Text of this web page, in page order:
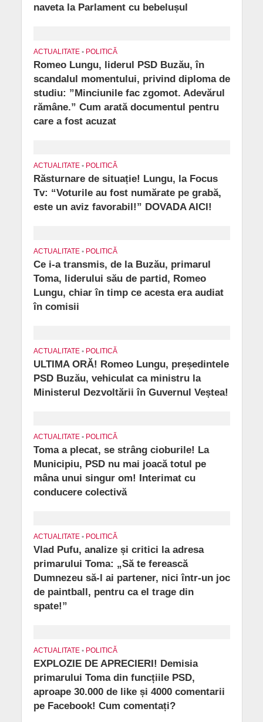
naveta la Parlament cu bebelușul
ACTUALITATE • POLITICĂ
Romeo Lungu, liderul PSD Buzău, în
scandalul momentului, privind diploma de
studiu: ”Minciunile fac zgomot. Adevărul
rămâne.” Cum arată documentul pentru
care a fost acuzat
ACTUALITATE • POLITICĂ
Răsturnare de situație! Lungu, la Focus
Tv: “Voturile au fost numărate pe grabă,
este un aviz favorabil!” DOVADA AICI!
ACTUALITATE • POLITICĂ
Ce i-a transmis, de la Buzău, primarul
Toma, liderului său de partid, Romeo
Lungu, chiar în timp ce acesta era audiat
în comisii
ACTUALITATE • POLITICĂ
ULTIMA ORĂ! Romeo Lungu, președintele
PSD Buzău, vehiculat ca ministru la
Ministerul Dezvoltării în Guvernul Veștea!
ACTUALITATE • POLITICĂ
Toma a plecat, se strâng cioburile! La
Municipiu, PSD nu mai joacă totul pe
mâna unui singur om! Interimat cu
conducere colectivă
ACTUALITATE • POLITICĂ
Vlad Pufu, analize și critici la adresa
primarului Toma: „Să te ferească
Dumnezeu să-l ai partener, nici într-un joc
de paintball, pentru ca el trage din
spate!”
ACTUALITATE • POLITICĂ
EXPLOZIE DE APRECIERI! Demisia
primarului Toma din funcțiile PSD,
aproape 30.000 de like și 4000 comentarii
pe Facebook! Cum comentați?